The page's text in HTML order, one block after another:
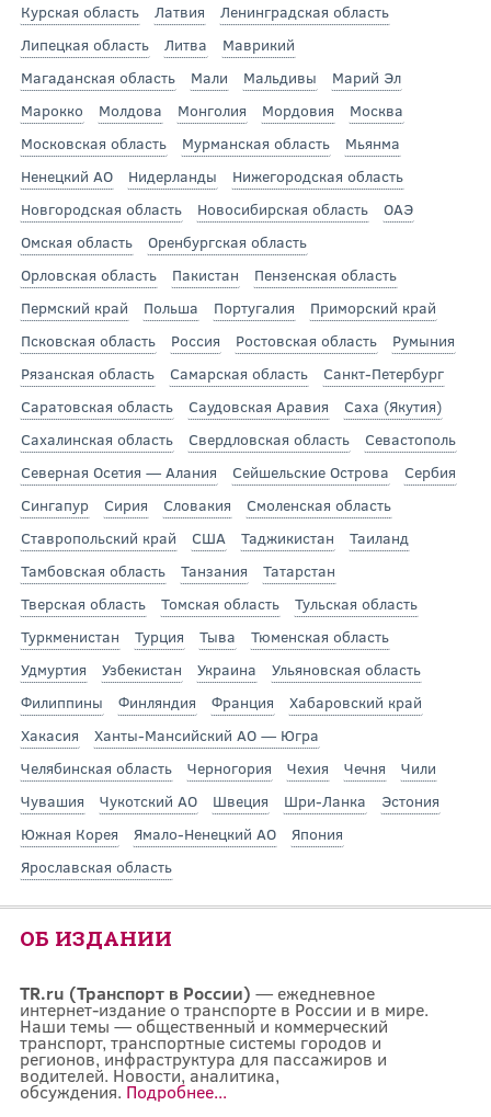
Курская область
Латвия
Ленинградская область
Липецкая область
Литва
Маврикий
Магаданская область
Мали Мальдивы
Марий Эл
Марокко
Молдова Монголия Мордовия
Москва
Московская область
Мурманская область
Мьянма
Ненецкий АО
Нидерланды
Нижегородская область
Новгородская область
Новосибирская область
ОАЭ
Омская область
Оренбургская область
Орловская область
Пакистан
Пензенская область
Пермский край
Польша Португалия
Приморский край
Псковская область
Россия Ростовская область
Румыния
Рязанская область
Самарская область
Санкт-Петербург
Саратовская область
Саудовская Аравия
Саха (Якутия)
Сахалинская область
Свердловская область
Севастополь
Северная Осетия — Алания
Сейшельские Острова
Сербия
Сингапур
Сирия Словакия
Смоленская область
Ставропольский край
США Таджикистан
Таиланд
Тамбовская область
Танзания
Татарстан
Тверская область
Томская область
Тульская область
Туркменистан
Турция Тыва
Тюменская область
Удмуртия
Узбекистан Украина
Ульяновская область
Филиппины
Финляндия Франция
Хабаровский край
Хакасия
Ханты-Мансийский АО — Югра
Челябинская область
Черногория Чехия Чечня
Чили
Чувашия
Чукотский АО Швеция Шри-Ланка
Эстония
Южная Корея
Ямало-Ненецкий АО
Япония
Ярославская область
ОБ ИЗДАНИИ
TR.ru (Транспорт в России) — ежедневное
интернет-издание о транспорте в России и в мире.
Наши темы — общественный и коммерческий
транспорт, транспортные системы городов и
регионов, инфраструктура для пассажиров и
водителей. Новости, аналитика,
обсуждения. Подробнее...